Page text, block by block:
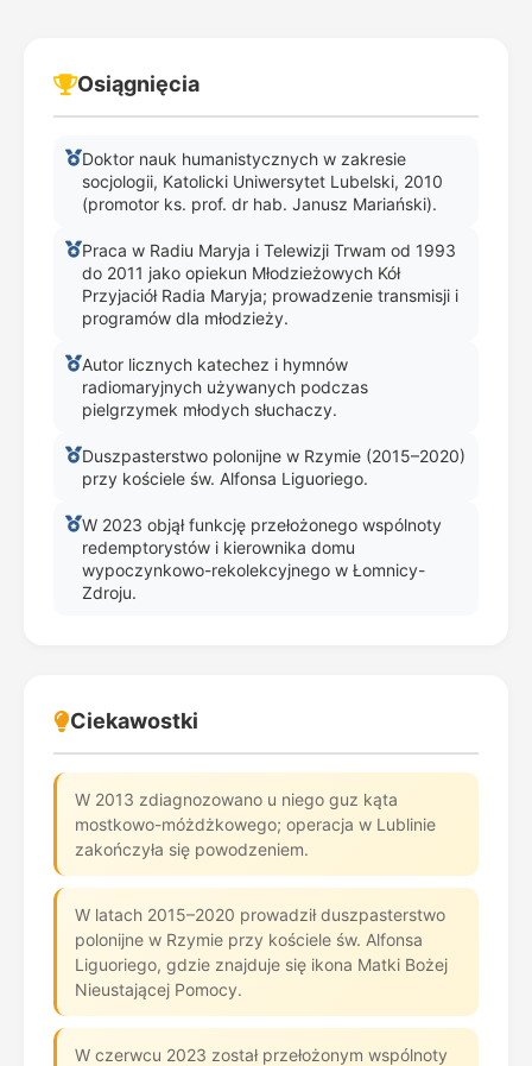
Osiągnięcia
Doktor nauk humanistycznych w zakresie
socjologii, Katolicki Uniwersytet Lubelski, 2010
(promotor ks. prof. dr hab. Janusz Mariański).
Praca w Radiu Maryja i Telewizji Trwam od 1993
do 2011 jako opiekun Młodzieżowych Kół
Przyjaciół Radia Maryja; prowadzenie transmisji i
programów dla młodzieży.
Autor licznych katechez i hymnów
radiomaryjnych używanych podczas
pielgrzymek młodych słuchaczy.
Duszpasterstwo polonijne w Rzymie (2015–2020)
przy kościele św. Alfonsa Liguoriego.
W 2023 objął funkcję przełożonego wspólnoty
redemptorystów i kierownika domu
wypoczynkowo-rekolekcyjnego w Łomnicy-
Zdroju.
Ciekawostki
W 2013 zdiagnozowano u niego guz kąta
mostkowo-móżdżkowego; operacja w Lublinie
zakończyła się powodzeniem.
W latach 2015–2020 prowadził duszpasterstwo
polonijne w Rzymie przy kościele św. Alfonsa
Liguoriego, gdzie znajduje się ikona Matki Bożej
Nieustającej Pomocy.
W czerwcu 2023 został przełożonym wspólnoty